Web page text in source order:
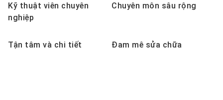
Kỹ thuật viên chuyên
nghiệp
Chuyên môn sâu rộng
Tận tâm và chi tiết​ Đam mê sửa chữa